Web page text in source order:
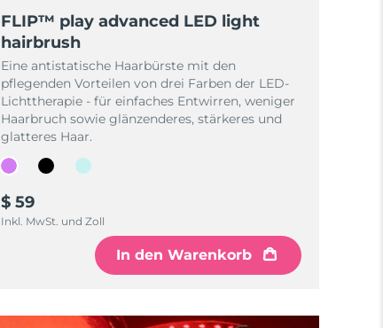
FLIP™ play advanced LED light
hairbrush
Eine antistatische Haarbürste mit den
pflegenden Vorteilen von drei Farben der LED-
Lichttherapie - für einfaches Entwirren, weniger
Haarbruch sowie glänzenderes, stärkeres und
glatteres Haar.
$ 59
Inkl. MwSt. und Zoll
In den Warenkorb